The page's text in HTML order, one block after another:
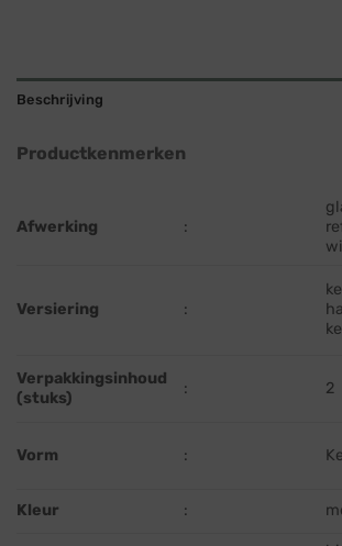
Beschrijving
Productkenmerken
Afwerking :
Versiering :
Verpakkingsinhoud
(stuks)
: 2
Vorm :
Kleur :